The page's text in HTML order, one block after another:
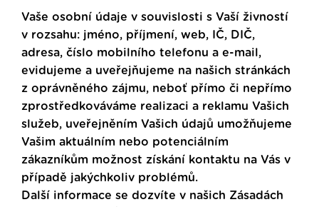
Vaše osobní údaje v souvislosti s Vaší živností
v rozsahu: jméno, příjmení, web, IČ, DIČ,
adresa, číslo mobilního telefonu a e-mail,
evidujeme a uveřejňujeme na našich stránkách
z oprávněného zájmu, neboť přímo či nepřímo
zprostředkováváme realizaci a reklamu Vašich
služeb, uveřejněním Vašich údajů umožňujeme
Vašim aktuálním nebo potenciálním
zákazníkům možnost získání kontaktu na Vás v
případě jakýchkoliv problémů.
Další informace se dozvíte v našich Zásadách